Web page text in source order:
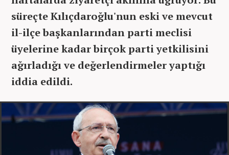
süreçte Kılıçdaroğlu'nun eski ve mevcut
il-ilçe başkanlarından parti meclisi
üyelerine kadar birçok parti yetkilisini
ağırladığı ve değerlendirmeler yaptığı
iddia edildi.